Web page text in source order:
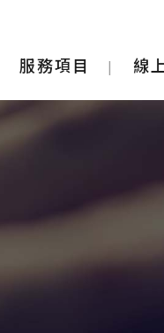
服務項目 線